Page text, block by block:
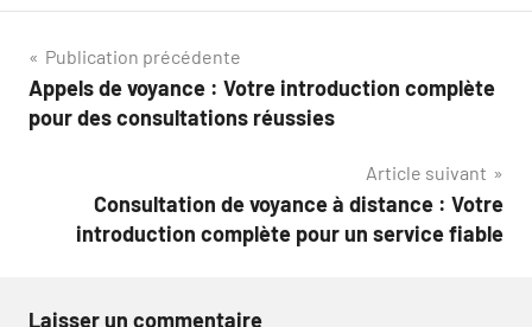
Navigation
de
Publication précédente
Appels de voyance : Votre introduction complète
pour des consultations réussies
Article suivant
Consultation de voyance à distance : Votre
introduction complète pour un service fiable
Laisser un commentaire